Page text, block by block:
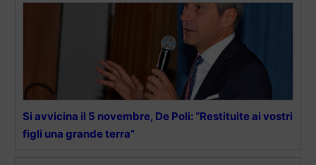
Si avvicina il 5 novembre, De Poli: “Restituite ai vostri
figli una grande terra”